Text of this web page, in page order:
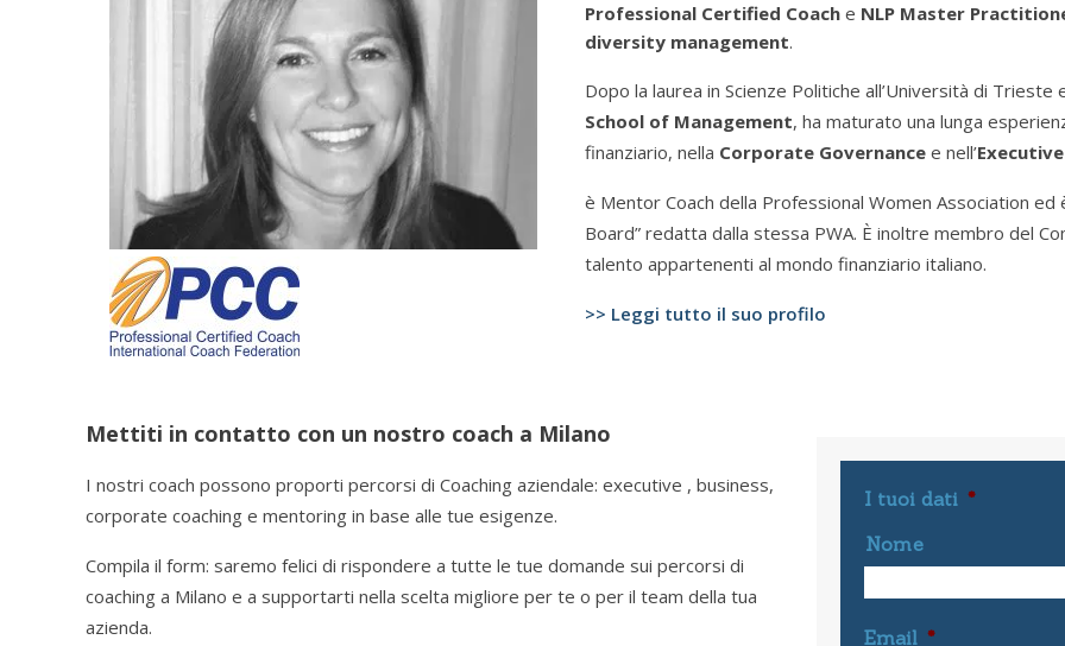
Professional Certified Coach e NLP Master
diversity management.
Dopo la laurea in Scienze Politiche all’Università di Trieste
School of Management, ha maturato una lunga
finanziario, nella Corporate Governance e nell’
è Mentor Coach della Professional Women Association
Board” redatta dalla stessa PWA. È inoltre membro del
talento appartenenti al mondo finanziario italiano.
>> Leggi tutto il suo profilo
Mettiti in contatto con un nostro coach a Milano
I nostri coach possono proporti percorsi di Coaching aziendale: executive , business,
corporate coaching e mentoring in base alle tue esigenze.
Compila il form: saremo felici di rispondere a tutte le tue domande sui percorsi di
coaching a Milano e a supportarti nella scelta migliore per te o per il team della tua
azienda.
I tuoi dati *
Nome
Email *